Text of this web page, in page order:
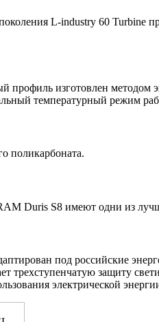
L-industry 60 Turbine
изготовлен методом
температурный режим
поликарбоната.
Duris S8 имеют одни из
под российские
трехступенчатую защиту
электрической